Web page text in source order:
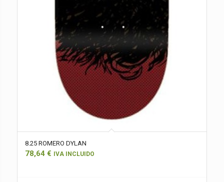
8.25 ROMERO DYLAN
78,64 € IVA INCLUIDO